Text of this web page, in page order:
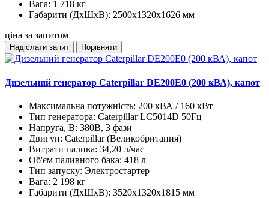
Вага: 1 718 кг
Габарити (ДхШхВ): 2500х1320х1626 мм
ціна за запитом
Надіслати запит Порівняти
Дизельний генератор Caterpillar DE200E0 (200 кВА), капот
Максимальна потужність: 200 кВА / 160 кВт
Тип генератора: Caterpillar LC5014D 50Гц
Напруга, В: 380В, 3 фази
Двигун: Caterpillar (Великобритания)
Витрати палива: 34,20 л/час
Об'єм паливного бака: 418 л
Тип запуску: Электростартер
Вага: 2 198 кг
Габарити (ДхШхВ): 3520х1320х1815 мм